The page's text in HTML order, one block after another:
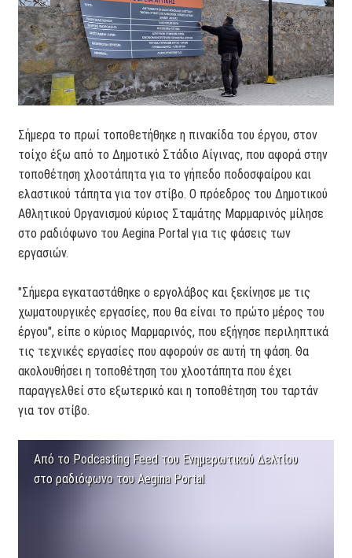
Σήμερα το πρωί τοποθετήθηκε η πινακίδα του έργου, στον
τοίχο έξω από το Δημοτικό Στάδιο Αίγινας, που αφορά στην
τοποθέτηση χλοοτάπητα για το γήπεδο ποδοσφαίρου και
ελαστικού τάπητα για τον στίβο. Ο πρόεδρος του Δημοτικού
Αθλητικού Οργανισμού κύριος Σταμάτης Μαρμαρινός μίλησε
στο ραδιόφωνο του Aegina Portal για τις φάσεις των
εργασιών.
"Σήμερα εγκαταστάθηκε ο εργολάβος και ξεκίνησε με τις
χωματουργικές εργασίες, που θα είναι το πρώτο μέρος του
έργου", είπε ο κύριος Μαρμαρινός, που εξήγησε περιληπτικά
τις τεχνικές εργασίες που αφορούν σε αυτή τη φάση. Θα
ακολουθήσει η τοποθέτηση του χλοοτάπητα που έχει
παραγγελθεί στο εξωτερικό και η τοποθέτηση του ταρτάν
για τον στίβο.
Από το Podcasting Feed του Ενημερωτικού Δελτίου
στο ραδιόφωνο του Aegina Portal